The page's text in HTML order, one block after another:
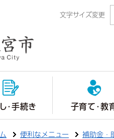
文字サイズ変更
・手続き 子育て・教
便利なメニュー 補助金・